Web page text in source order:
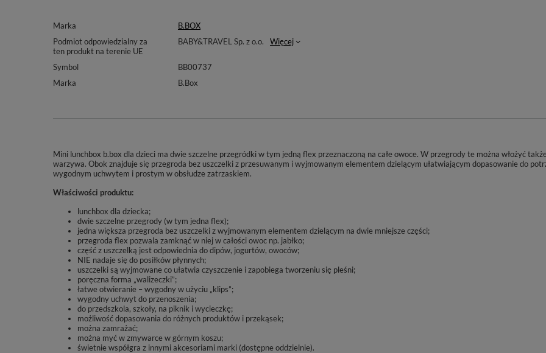
Marka
B.BOX
Podmiot odpowiedzialny za
ten produkt na terenie UE
BABY&TRAVEL Sp. z o.o. Więcej
Symbol
BB00737
Marka
B.Box
Mini lunchbox b.box dla dzieci ma dwie szczelne przegródki w tym jedną flex przeznaczoną na całe owoce. W przegrody te można włożyć
warzywa. Obok znajduje się przegroda bez uszczelki z przesuwanym i wyjmowanym elementem dzielącym ułatwiającym dopasowanie do
wygodnym uchwytem i prostym w obsłudze zatrzaskiem.
Właściwości produktu:
lunchbox dla dziecka;
dwie szczelne przegrody (w tym jedna flex);
jedna większa przegroda bez uszczelki z wyjmowanym elementem dzielącym na dwie mniejsze części;
przegroda flex pozwala zamknąć w niej w całości owoc np. jabłko;
część z uszczelką jest odpowiednia do dipów, jogurtów, owoców;
NIE nadaje się do posiłków płynnych;
uszczelki są wyjmowane co ułatwia czyszczenie i zapobiega tworzeniu się pleśni;
poręczna forma „walizeczki”;
łatwe otwieranie – wygodny w użyciu „klips”;
wygodny uchwyt do przenoszenia;
do przedszkola, szkoły, na piknik i wycieczkę;
możliwość dopasowania do różnych produktów i przekąsek;
można zamrażać;
można myć w zmywarce w górnym koszu;
świetnie współgra z innymi akcesoriami marki (dostępne oddzielnie).